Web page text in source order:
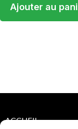
Ajouter au
ACCUEIL